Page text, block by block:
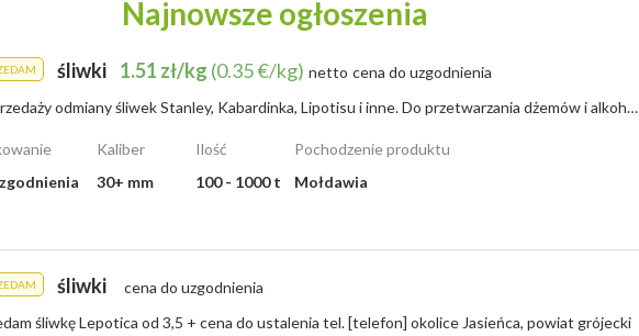
Najnowsze ogłoszenia
śliwki 1.51 zł/kg (0.35 €/kg) netto cena do uzgodnienia
W sprzedaży odmiany śliwek Stanley, Kabardinka, Lipotisu i inne. Do przetwarzania dżemów i alkoholu. Duże ilości. Pochodzenie Republika Mołd...
Kaliber
30+ mm
Ilość
100 - 1000 t
Pochodzenie produktu
Mołdawia
śliwki cena do uzgodnienia
śliwkę Lepotica od 3,5 + cena do ustalenia tel. [telefon] okolice Jasieńca, powiat grójecki